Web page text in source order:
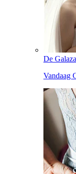
De
Vandaag